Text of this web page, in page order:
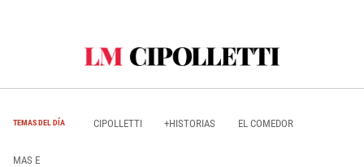
TEMAS DEL DÍA CIPOLLETTI +HISTORIAS EL COMEDOR
MAS E